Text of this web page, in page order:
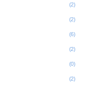
(2)
(2)
(6)
(2)
(0)
(2)